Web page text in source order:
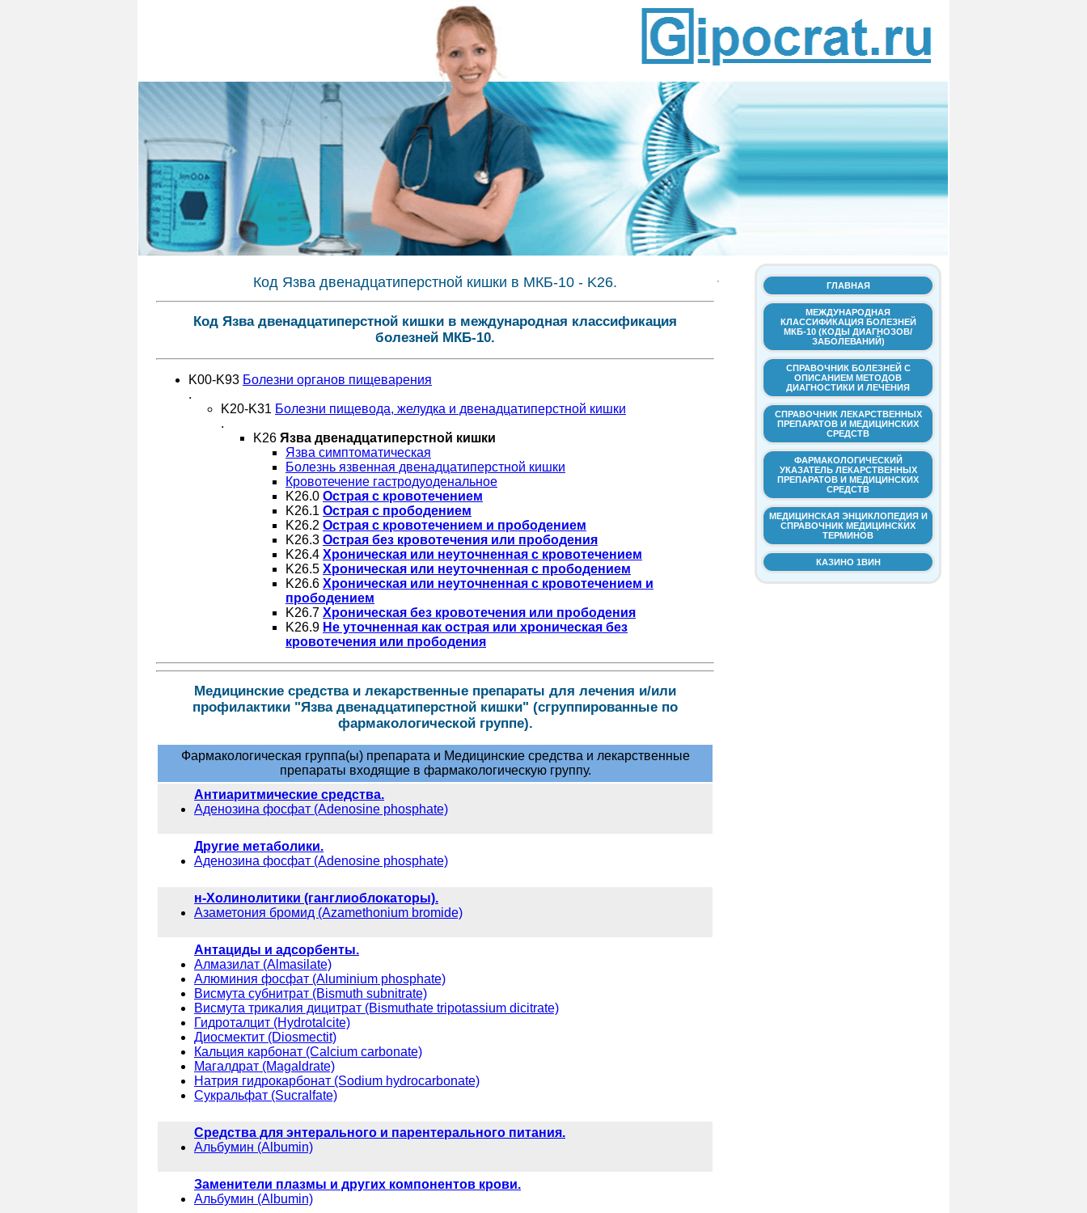
Код Язва двенадцатиперстной кишки в МКБ-10 - K26.
Код Язва двенадцатиперстной кишки в международная классификация
болезней МКБ-10.
K00-K93 Болезни органов пищеварения
.
K20-K31 Болезни пищевода, желудка и двенадцатиперстной кишки
.
K26 Язва двенадцатиперстной кишки
Язва симптоматическая
Болезнь язвенная двенадцатиперстной кишки
Кровотечение гастродуоденальное
K26.0 Острая с кровотечением
K26.1 Острая с прободением
K26.2 Острая с кровотечением и прободением
K26.3 Острая без кровотечения или прободения
K26.4 Хроническая или неуточненная с кровотечением
K26.5 Хроническая или неуточненная с прободением
K26.6 Хроническая или неуточненная с кровотечением и
прободением
K26.7 Хроническая без кровотечения или прободения
K26.9 Не уточненная как острая или хроническая без
кровотечения или прободения
Медицинские средства и лекарственные препараты для лечения и/или
профилактики "Язва двенадцатиперстной кишки" (сгруппированные по
фармакологической группе).
Фармакологическая группа(ы) препарата и Медицинские средства и лекарственные
препараты входящие в фармакологическую группу.
Антиаритмические средства.
Аденозина фосфат (Adenosine phosphate)
Другие метаболики.
Аденозина фосфат (Adenosine phosphate)
н-Холинолитики (ганглиоблокаторы).
Азаметония бромид (Azamethonium bromide)
Антациды и адсорбенты.
Алмазилат (Almasilate)
Алюминия фосфат (Aluminium phosphate)
Висмута субнитрат (Bismuth subnitrate)
Висмута трикалия дицитрат (Bismuthate tripotassium dicitrate)
Гидроталцит (Hydrotalcite)
Диосмектит (Diosmectit)
Кальция карбонат (Calcium carbonate)
Магалдрат (Magaldrate)
Натрия гидрокарбонат (Sodium hydrocarbonate)
Сукральфат (Sucralfate)
Средства для энтерального и парентерального питания.
Альбумин (Albumin)
Заменители плазмы и других компонентов крови.
Альбумин (Albumin)
ГЛАВНАЯ
МЕЖДУНАРОДНАЯ
КЛАССИФИКАЦИЯ БОЛЕЗНЕЙ
МКБ-10 (КОДЫ ДИАГНОЗОВ/
ЗАБОЛЕВАНИЙ)
СПРАВОЧНИК БОЛЕЗНЕЙ С
ОПИСАНИЕМ МЕТОДОВ
ДИАГНОСТИКИ И ЛЕЧЕНИЯ
СПРАВОЧНИК ЛЕКАРСТВЕННЫХ
ПРЕПАРАТОВ И МЕДИЦИНСКИХ
СРЕДСТВ
ФАРМАКОЛОГИЧЕСКИЙ
УКАЗАТЕЛЬ ЛЕКАРСТВЕННЫХ
ПРЕПАРАТОВ И МЕДИЦИНСКИХ
СРЕДСТВ
МЕДИЦИНСКАЯ ЭНЦИКЛОПЕДИЯ И
СПРАВОЧНИК МЕДИЦИНСКИХ
ТЕРМИНОВ
КАЗИНО 1ВИН